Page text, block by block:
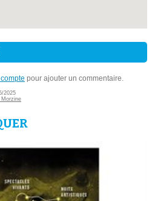
pour ajouter un commentaire.
2025